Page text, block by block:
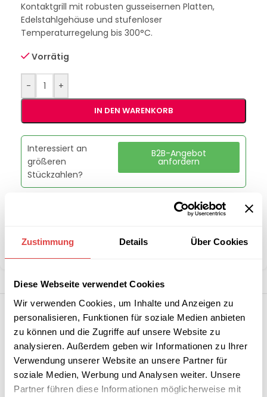
Zustimmung Details Über Cookies
Diese Webseite verwendet Cookies
Wir verwenden Cookies, um Inhalte und Anzeigen zu
personalisieren, Funktionen für soziale Medien anbieten
zu können und die Zugriffe auf unsere Website zu
analysieren. Außerdem geben wir Informationen zu Ihrer
Verwendung unserer Website an unsere Partner für
soziale Medien, Werbung und Analysen weiter. Unsere
Partner führen diese Informationen möglicherweise mit
Kontaktgrill mit robusten gusseisernen Platten,
Edelstahlgehäuse und stufenloser
Temperaturregelung bis 300°C.
Vorrätig
- +
IN DEN WARENKORB
Interessiert an
größeren
Stückzahlen?
B2B-Angebot
anfordern